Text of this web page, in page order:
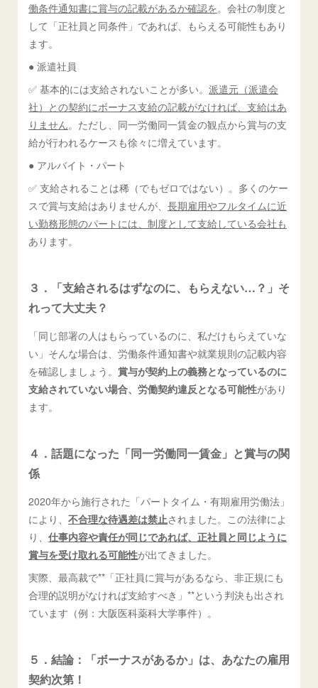
働条件通知書に賞与の記載があるか確認を。会社の制度と
して「正社員と同条件」であれば、もらえる可能性もあり
ます。
● 派遣社員
✅ 基本的には支給されないことが多い。派遣元（派遣会
社）との契約にボーナス支給の記載がなければ、支給はあ
りません。ただし、同一労働同一賃金の観点から賞与の支
給が行われるケースも徐々に増えています。
● アルバイト・パート
✅ 支給されることは稀（でもゼロではない）。多くのケー
スで賞与支給はありませんが、長期雇用やフルタイムに近
い勤務形態のパートには、制度として支給している会社も
あります。
３．「支給されるはずなのに、もらえない…？」そ
れって大丈夫？
「同じ部署の人はもらっているのに、私だけもらえていな
い」そんな場合は、労働条件通知書や就業規則の記載内容
を確認しましょう。 賞与が契約上の義務となっているのに
支給されていない場合、労働契約違反となる可能性があり
ます。
４．話題になった「同一労働同一賃金」と賞与の関
係
2020年から施行された「パートタイム・有期雇用労働法」
により、不合理な待遇差は禁止されました。この法律によ
り、仕事内容や責任が同じであれば、正社員と同じように
賞与を受け取れる可能性が出てきました。
実際、最高裁で**「正社員に賞与があるなら、非正規にも
合理的説明がなければ支給すべき」**という判決も出され
ています（例：大阪医科薬科大学事件）。
５．結論：「ボーナスがあるか」は、あなたの雇用
契約次第！